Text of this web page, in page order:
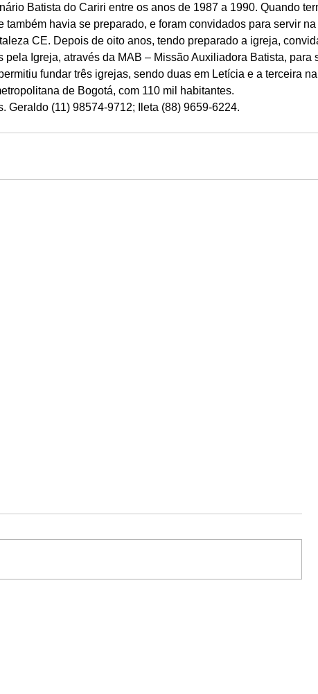
Batista do Cariri entre os anos de 1987 a 1990. Quando
também havia se preparado, e foram convidados para servir na
CE. Depois de oito anos, tendo preparado a igreja,
pela Igreja, através da MAB – Missão Auxiliadora Batista, para
fundar três igrejas, sendo duas em Letícia e a terceira
de Bogotá, com 110 mil habitantes.
Geraldo (11) 98574-9712; Ileta (88) 9659-6224.